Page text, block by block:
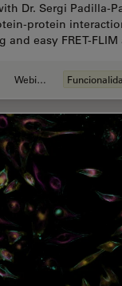
Dr. Sergi Padilla-
protein
easy FRET-FLIM
Webinar